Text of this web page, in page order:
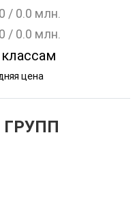
0 / 0.0 млн.
0 / 0.0 млн.
цена
ГРУПП